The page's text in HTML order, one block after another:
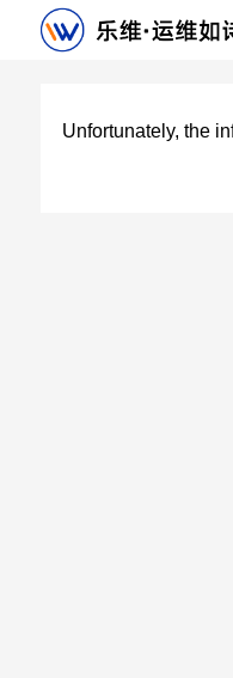
Unfortunately, the